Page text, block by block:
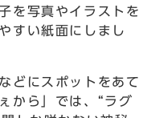
を写真やイラストを
すい紙面にしまし
どにスポットをあて
から」では、“ラグ